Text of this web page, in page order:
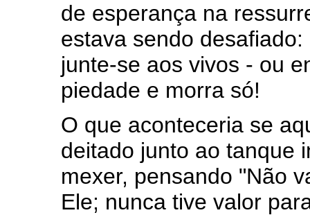
de esperança na
estava sendo
junte-se aos vivos - ou
piedade e morra só!
O que aconteceria se
deitado junto ao tanque
mexer, pensando "Não
Ele; nunca tive valor